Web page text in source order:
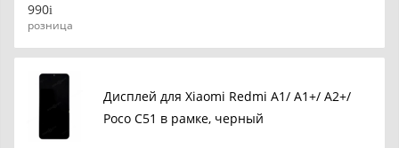
990
розница
Дисплей для Xiaomi Redmi A1/ A1+/ A2+/
Poco C51 в рамке, черный